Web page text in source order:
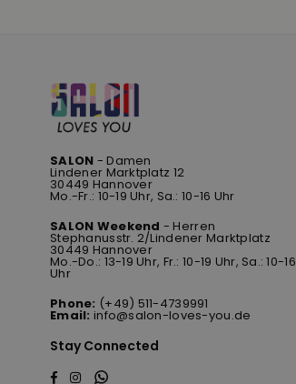
SALON - Damen
Lindener Marktplatz 12
30449 Hannover
Mo.-Fr.: 10-19 Uhr, Sa.: 10-16 Uhr
SALON Weekend - Herren
Stephanusstr. 2/Lindener Marktplatz
30449 Hannover
Mo.-Do.: 13-19 Uhr, Fr.: 10-19 Uhr, Sa.: 10-16
Uhr
Phone: (+49) 511-4739991
Email: info@salon-loves-you.de
Stay Connected
Facebook
InstagramWhatsapp